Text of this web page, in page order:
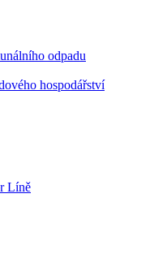
odpadu
hospodářství
Líně